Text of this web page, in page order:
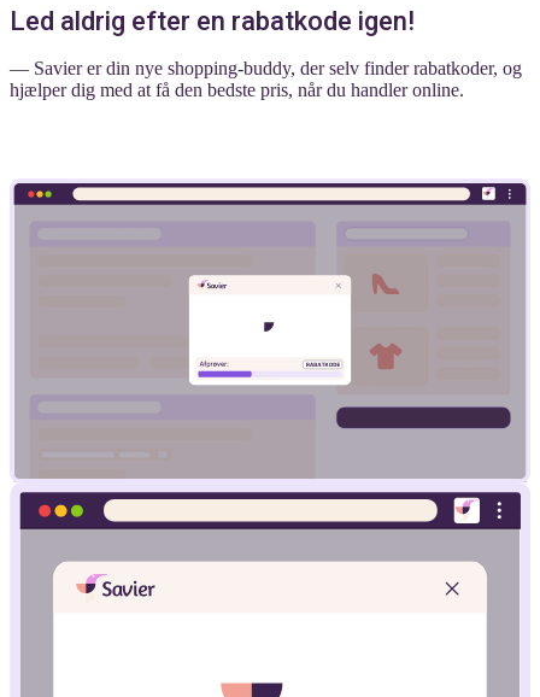
Led aldrig efter en rabatkode igen!
— Savier er din nye shopping-buddy, der selv finder rabatkoder, og
hjælper dig med at få den bedste pris, når du handler online.